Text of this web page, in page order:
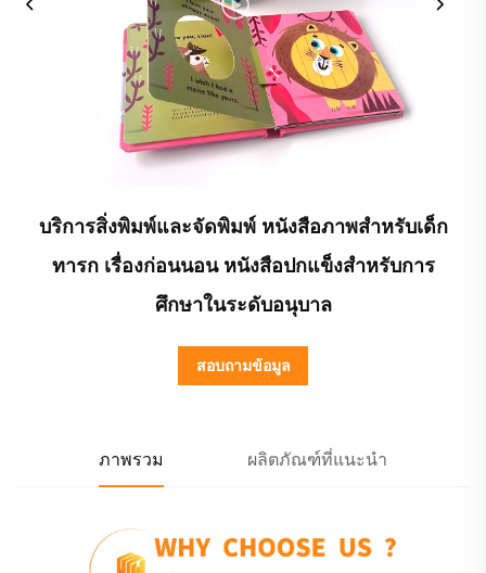
บริการสิ่งพิมพ์และจัดพิมพ์ หนังสือภาพสำหรับเด็ก
ทารก เรื่องก่อนนอน หนังสือปกแข็งสำหรับการ
ศึกษาในระดับอนุบาล
สอบถามข้อมูล
ภาพรวม ผลิตภัณฑ์ที่แนะนำ